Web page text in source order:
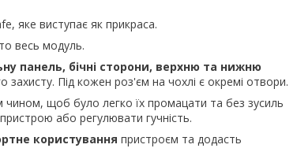
яке виступає як прикраса.
весь модуль.
панель, бічні сторони, верхню та нижню
захисту. Під кожен роз'єм на чохлі є окремі отвори.
чином, щоб було легко їх промацати та без зусиль
або регулювати гучність.
користування пристроєм та додасть